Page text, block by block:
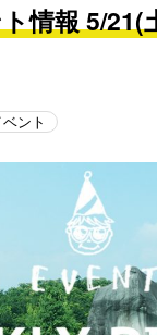
情報 5/21(
ント